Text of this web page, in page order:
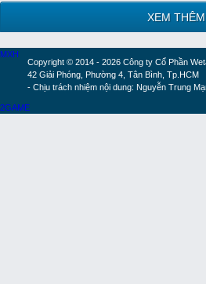
XEM THÊM
Copyright © 2014 - 2026 Công ty Cổ Phần
42 Giải Phóng, Phường 4, Tân Bình, Tp.HCM
- Chịu trách nhiệm nội dung: Nguyễn Trung
MXH
2GAME